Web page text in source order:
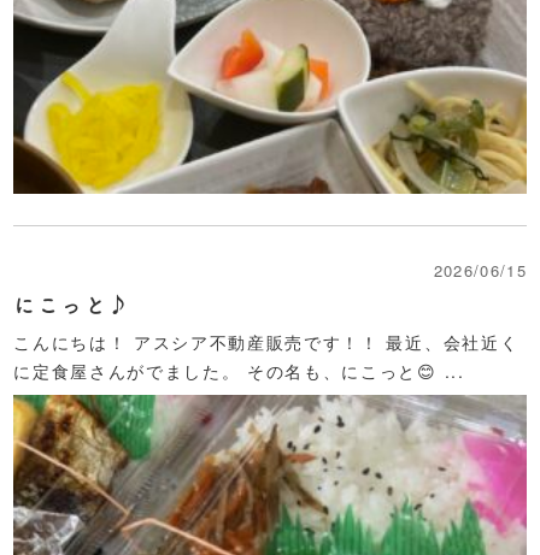
2026/06/15
にこっと♪
こんにちは！ アスシア不動産販売です！！ 最近、会社近く
に定食屋さんがでました。 その名も、にこっと😊 ...